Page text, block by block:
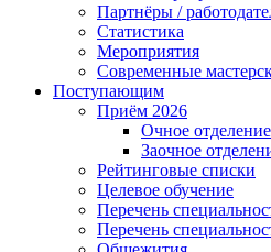
Партнёры /
Статистика
Мероприятия
Современные
Поступающим
Приём 2026
Очное отделение
Заочное
Рейтинговые списки
Целевое обучение
Перечень
Перечень